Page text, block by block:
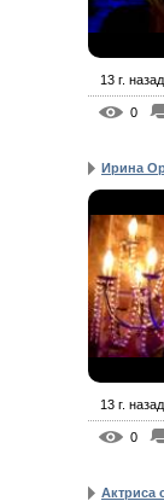
13 г. назад
0
Ирина
13 г. назад
0
Актриса